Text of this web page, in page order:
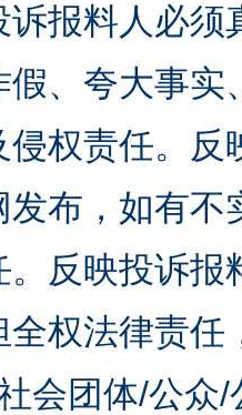
诉报料人必
假、夸大事
侵权责任。
发布，如有
。反映投诉
全权法律责
会团体/公众